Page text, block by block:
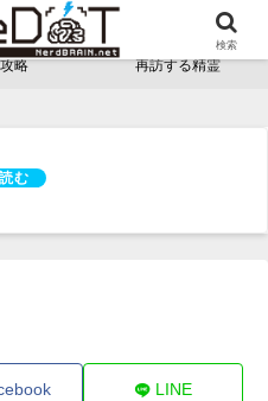
部 - ゲームドット -
略 再訪する精霊
LINE
検索